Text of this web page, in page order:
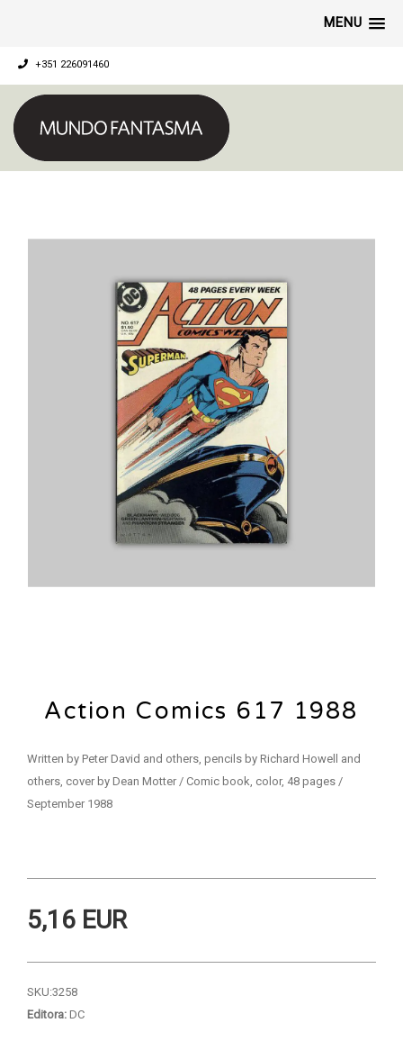
MENU
+351 226091460
Action Comics 617 1988
Written by Peter David and others, pencils by Richard Howell and
others, cover by Dean Motter / Comic book, color, 48 pages /
September 1988
5,16 EUR
SKU:3258
Editora: DC